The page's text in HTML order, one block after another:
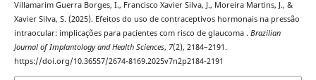
Villamarim Guerra Borges, I., Francisco Xavier Silva, J., Moreira Martins, J., &
Xavier Silva, S. (2025). Efeitos do uso de contraceptivos hormonais na pressão
intraocular: implicações para pacientes com risco de glaucoma . Brazilian
Journal of Implantology and Health Sciences, 7(2), 2184–2191.
https://doi.org/10.36557/2674-8169.2025v7n2p2184-2191